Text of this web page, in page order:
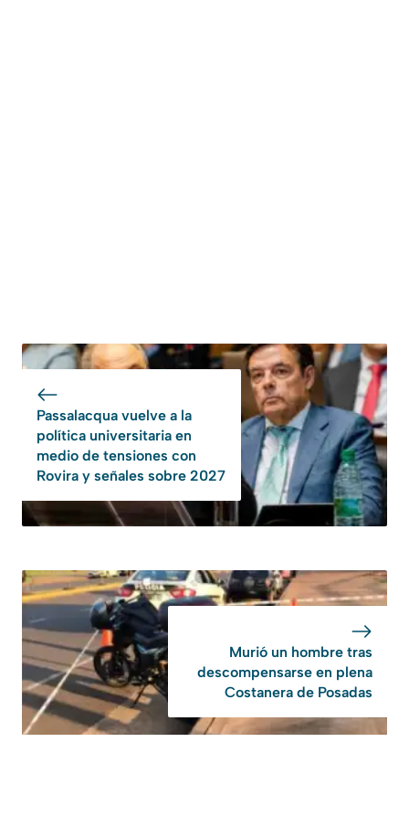
Passalacqua vuelve a la
política universitaria en
medio de tensiones con
Rovira y señales sobre 2027
Murió un hombre tras
descompensarse en plena
Costanera de Posadas